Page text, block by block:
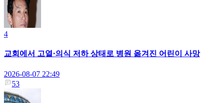
4
교회에서 고열·의식 저하 상태로 병원 옮겨진 어린이 사망
2026-08-07 22:49
53